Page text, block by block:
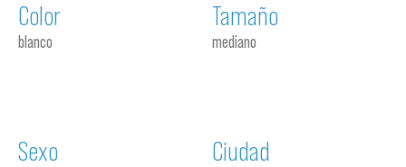
Color
blanco
Tamaño
mediano
Sexo Ciudad